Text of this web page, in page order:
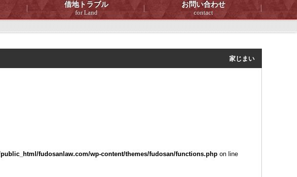
借地トラブル
for Land
お問い合わせ
contact
家じまい
public_html/fudosanlaw.com/wp-content/themes/fudosan/functions.php on line